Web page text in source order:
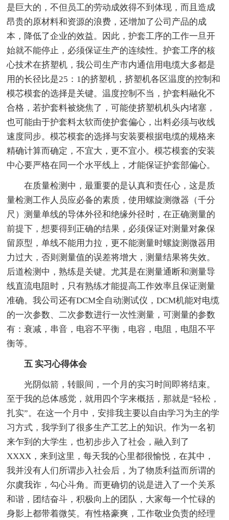
是巨大的，不但员工的劳动成效得不到体现，而且造成
昂贵的原材料和资源的浪费，还增加了公司产品的成
本，降低了企业的效益。因此，护套工序的工作一旦开
始就不能停止，必须保证生产的连续性。护套工序的核
心技术在挤塑机，我公司生产市内通信用电缆大多都是
用的长径比是25：1的挤塑机，挤塑机各区温度的控制和
模芯模套的选择是关键。温度控制不当，护套料融化不
合格，若护套料被烧焦了，可能使挤塑机机头内堵塞，
也可能由于护套料太软而使护套偏心，出料必须与收线
速度同步。模芯模套的选择与安装要根据电缆的规格来
精确计算而确定，不宜大，更不宜小。模芯模套的安装
中心要严格在同一个水平线上，才能保证护套部偏心。
在质量检测中，最重要的是认真和责任心，这是质
量检测工作人员应必备的素质，使用螺旋测微器（千分
尺）测量单线的导体外径和绝缘外径时，在正确测量的
前提下，想要得到正确的结果，必须保证对测量对象保
留原型，单线不能用力拉，更不能测量时螺旋测微器用
力过大，否则测量值的误差将增大，测量结果将失效。
后道检测中，熟练是关键。尤其是在测量通断和测量导
线直流电阻时，只有熟练才能提高工作效率且保证测量
准确。我公司还有DCM全自动测试仪，DCM机能对电缆
的一次参数、二次参数进行一次性测量，可测量的参数
有：衰减，串音，电容不平衡，电容，电阻，电阻不平
衡等。
五 实习心得体会
光阴似箭，转眼间，一个月的实习时间即将结束。
至于我的总体感觉，就用四个字来概括，那就是“轻松，
扎实”。在这一个月中，安排我主要以自由学习为主的学
习方式，我学到了很多生产工艺上的知识。作为一名初
来乍到的大学生，也初步步入了社会，融入到了
XXXX，来到这里，每天我的心里都很愉悦，在其中，
我并没有人们所谓步入社会后，为了物质利益而所谓的
尔虞我诈，勾心斗角。而更确切的说是进入了一个关系
和谐，团结奋斗，积极向上的团队，大家每一个忙碌的
身影上都带着微笑。有性格豪爽，工作敬业负责的经理